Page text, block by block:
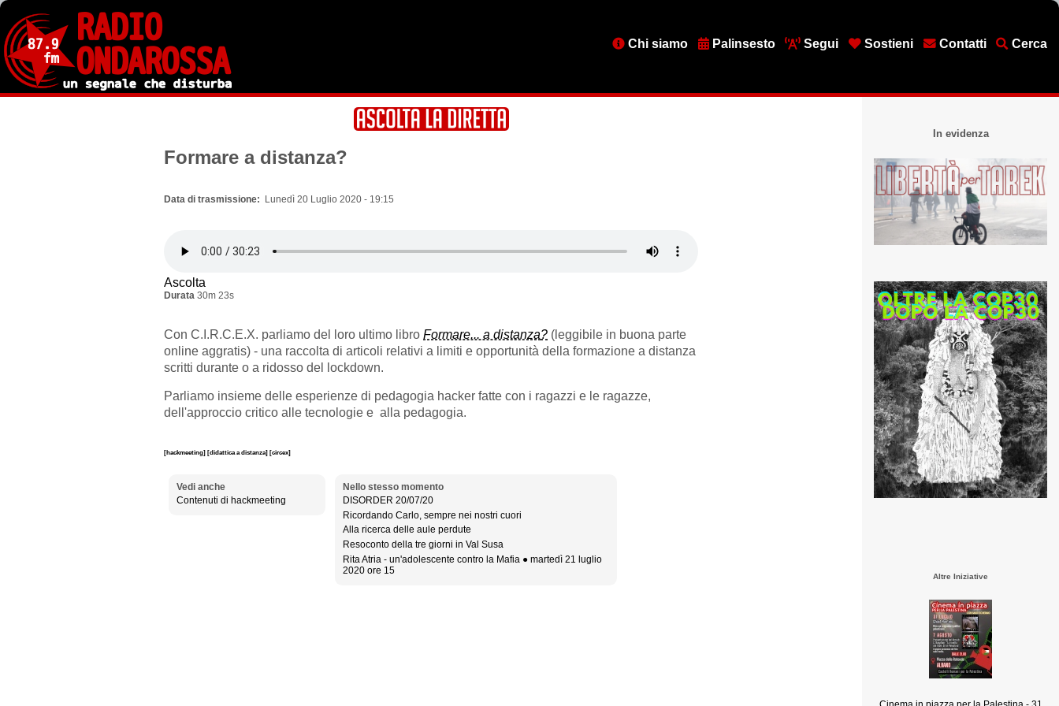
Salta
contenuto
principale
MenuChi siamo Palinsesto Segui Sostieni Contatti Cerca
Formare a distanza?
Data di trasmissione Lunedì 20 Luglio 2020 - 19:15
Ascolta
Durata 30m 23s
Con C.I.R.C.E.X. parliamo del loro ultimo libro Formare... a distanza? (leggibile in buona parte
online aggratis) - una raccolta di articoli relativi a limiti e opportunità della formazione a distanza
scritti durante o a ridosso del lockdown.
Parliamo insieme delle esperienze di pedagogia hacker fatte con i ragazzi e le ragazze,
dell'approccio critico alle tecnologie e alla pedagogia.
[hackmeeting] [didattica a distanza] [circex]
Vedi anche
Contenuti di hackmeeting
Nello stesso momento
DISORDER 20/07/20
Ricordando Carlo, sempre nei nostri cuori
Alla ricerca delle aule perdute
Resoconto della tre giorni in Val Susa
Rita Atria - un'adolescente contro la Mafia ● martedì 21 luglio
2020 ore 15
In evidenza
Altre Iniziative